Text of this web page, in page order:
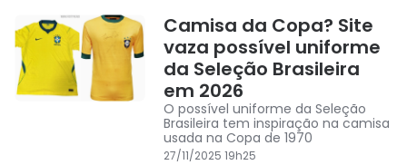
Camisa da Copa? Site
vaza possível uniforme
da Seleção Brasileira
em 2026
O possível uniforme da Seleção
Brasileira tem inspiração na camisa
usada na Copa de 1970
27/11/2025 19h25